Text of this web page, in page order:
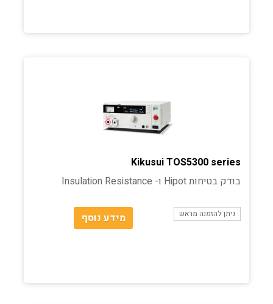
Kikusui TOS5300 series
בודק בטיחות Hipot ו- Insulation Resistance
ניתן להזמנה מראש מידע נוסף